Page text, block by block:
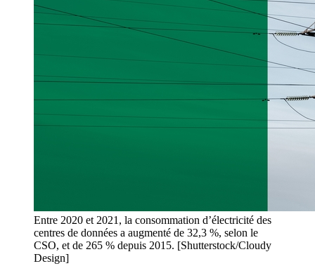
Entre 2020 et 2021, la consommation d’électricité des
centres de données a augmenté de 32,3 %, selon le
CSO, et de 265 % depuis 2015. [Shutterstock/Cloudy
Design]